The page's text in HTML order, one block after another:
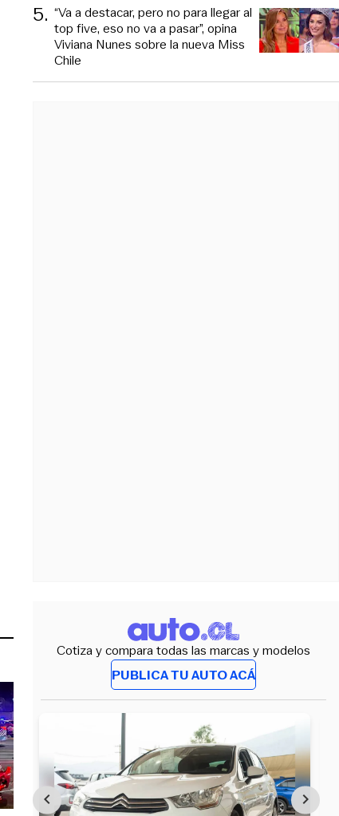
5. “Va a destacar, pero no para llegar al
top five, eso no va a pasar”, opina
Viviana Nunes sobre la nueva Miss
Chile
Cotiza y compara todas las marcas y modelos
PUBLICA TU AUTO ACÁ